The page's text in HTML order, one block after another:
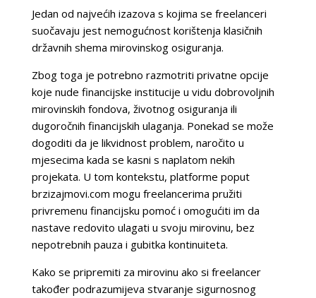
Jedan od najvećih izazova s kojima se freelanceri
suočavaju jest nemogućnost korištenja klasičnih
državnih shema mirovinskog osiguranja.
Zbog toga je potrebno razmotriti privatne opcije
koje nude financijske institucije u vidu dobrovoljnih
mirovinskih fondova, životnog osiguranja ili
dugoročnih financijskih ulaganja. Ponekad se može
dogoditi da je likvidnost problem, naročito u
mjesecima kada se kasni s naplatom nekih
projekata. U tom kontekstu, platforme poput
brzizajmovi.com mogu freelancerima pružiti
privremenu financijsku pomoć i omogućiti im da
nastave redovito ulagati u svoju mirovinu, bez
nepotrebnih pauza i gubitka kontinuiteta.
Kako se pripremiti za mirovinu ako si freelancer
također podrazumijeva stvaranje sigurnosnog